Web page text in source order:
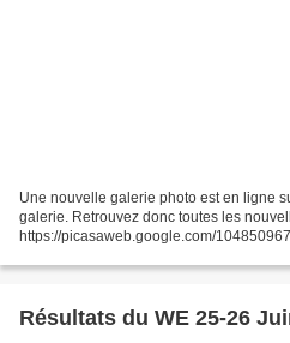
Une nouvelle galerie photo est en ligne
galerie. Retrouvez donc toutes les
https://picasaweb.google.com/
Résultats du WE 25-26